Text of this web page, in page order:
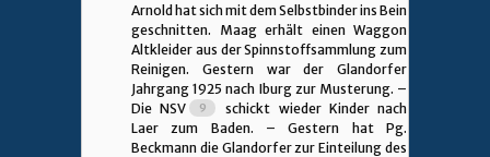
Arnold hat sich mit dem Selbstbinder ins Bein
geschnitten. Maag erhält einen Waggon
Altkleider aus der Spinnstoffsammlung zum
Reinigen. Gestern war der Glandorfer
Jahrgang 1925 nach Iburg zur Musterung. –
Die NSV
schickt wieder Kinder nach
Laer zum Baden. – Gestern hat Pg.
Beckmann die Glandorfer zur Einteilung des